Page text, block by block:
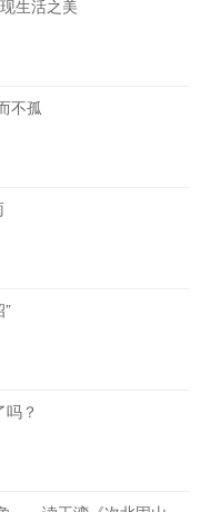
生活之美
不孤
吗？